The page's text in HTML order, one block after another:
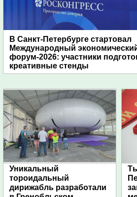
В Санкт-Петербурге стартовал
Международный
форум-2026: участники
креативные стенды
Уникальный
тороидальный
дирижабль разработали